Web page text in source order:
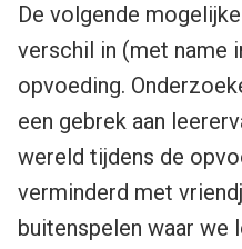
De volgende
verschil in (met name
opvoeding.
een gebrek aan
wereld tijdens de
verminderd met
buitenspelen waar we